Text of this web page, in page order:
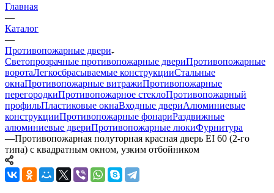
Главная
—
Каталог
—
Противопожарные двери
Светопрозрачные противопожарные двериПротивопожарные
воротаЛегкосбрасываемые конструкцииСтальные
окнаПротивопожарные витражиПротивопожарные
перегородкиПротивопожарное стеклоПротивопожарный
профильПластиковые окнаВходные двериАлюминиевые
конструкцииПротивопожарные фонариРаздвижные
алюминиевые двериПротивопожарные люкиФурнитура
—Противопожарная полуторная красная дверь EI 60 (2-го
типа) с квадратным окном, узким отбойником